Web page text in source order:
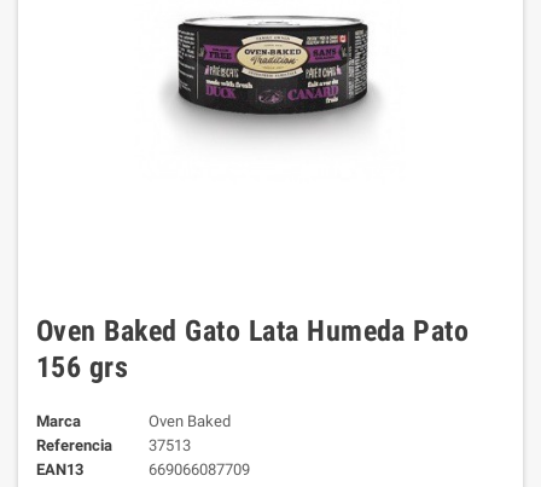
Oven Baked Gato Lata Humeda Pato
156 grs
Marca
Oven Baked
Referencia
37513
EAN13
669066087709